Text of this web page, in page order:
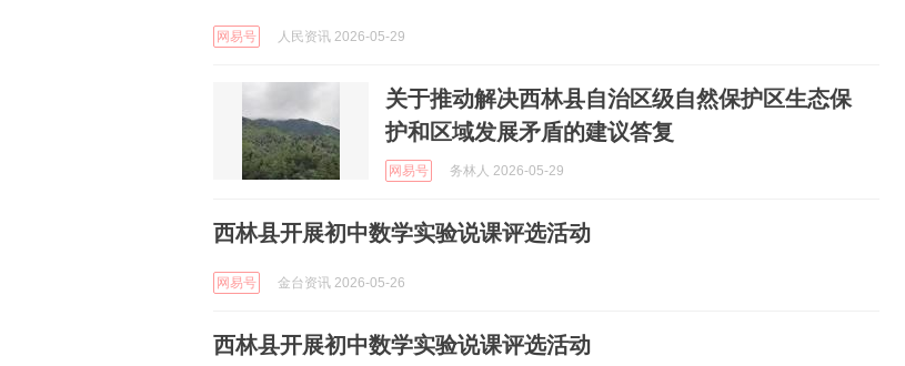
网易号 人民资讯 2026-05-29
关于推动解决西林县自治区级自然保护区生态保
护和区域发展矛盾的建议答复
网易号 务林人 2026-05-29
西林县开展初中数学实验说课评选活动
网易号 金台资讯 2026-05-26
西林县开展初中数学实验说课评选活动